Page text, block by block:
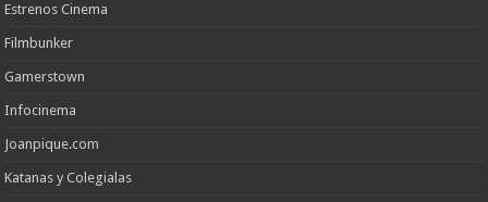
Estrenos Cinema
Filmbunker
Gamerstown
Infocinema
Joanpique.com
Katanas y Colegialas